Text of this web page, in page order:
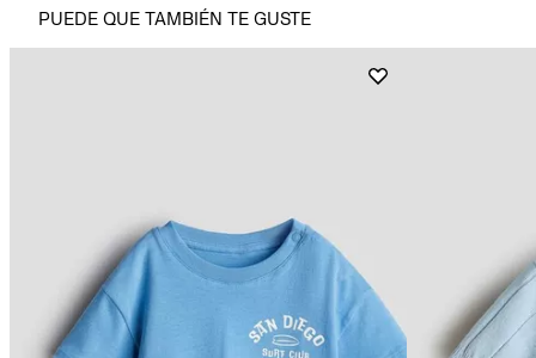
PUEDE QUE TAMBIÉN TE GUSTE